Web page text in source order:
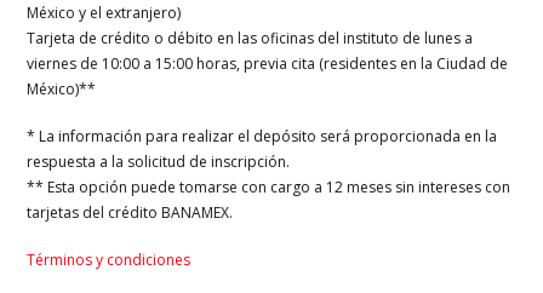
México y el extranjero)
Tarjeta de crédito o débito en las oficinas del instituto de lunes a
viernes de 10:00 a 15:00 horas, previa cita (residentes en la Ciudad de
México)**
* La información para realizar el depósito será proporcionada en la
respuesta a la solicitud de inscripción.
** Esta opción puede tomarse con cargo a 12 meses sin intereses con
tarjetas del crédito BANAMEX.
Términos y condiciones